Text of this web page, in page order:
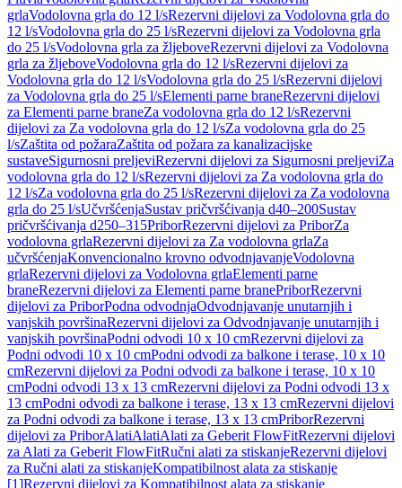
grlaVodolovna grla do 12 l/sRezervni dijelovi za Vodolovna grla do
12 l/sVodolovna grla do 25 l/sRezervni dijelovi za Vodolovna grla
do 25 l/sVodolovna grla za žljeboveRezervni dijelovi za Vodolovna
grla za žljeboveVodolovna grla do 12 l/sRezervni dijelovi za
Vodolovna grla do 12 l/sVodolovna grla do 25 l/sRezervni dijelovi
za Vodolovna grla do 25 l/sElementi parne braneRezervni dijelovi
za Elementi parne braneZa vodolovna grla do 12 l/sRezervni
dijelovi za Za vodolovna grla do 12 l/sZa vodolovna grla do 25
l/sZaštita od požaraZaštita od požara za kanalizacijske
sustaveSigurnosni preljeviRezervni dijelovi za Sigurnosni preljeviZa
vodolovna grla do 12 l/sRezervni dijelovi za Za vodolovna grla do
12 l/sZa vodolovna grla do 25 l/sRezervni dijelovi za Za vodolovna
grla do 25 l/sUčvršćenjaSustav pričvršćivanja d40–200Sustav
pričvršćivanja d250–315PriborRezervni dijelovi za PriborZa
vodolovna grlaRezervni dijelovi za Za vodolovna grlaZa
učvršćenjaKonvencionalno krovno odvodnjavanjeVodolovna
grlaRezervni dijelovi za Vodolovna grlaElementi parne
braneRezervni dijelovi za Elementi parne branePriborRezervni
dijelovi za PriborPodna odvodnjaOdvodnjavanje unutarnjih i
vanjskih površinaRezervni dijelovi za Odvodnjavanje unutarnjih i
vanjskih površinaPodni odvodi 10 x 10 cmRezervni dijelovi za
Podni odvodi 10 x 10 cmPodni odvodi za balkone i terase, 10 x 10
cmRezervni dijelovi za Podni odvodi za balkone i terase, 10 x 10
cmPodni odvodi 13 x 13 cmRezervni dijelovi za Podni odvodi 13 x
13 cmPodni odvodi za balkone i terase, 13 x 13 cmRezervni dijelovi
za Podni odvodi za balkone i terase, 13 x 13 cmPriborRezervni
dijelovi za PriborAlatiAlatiAlati za Geberit FlowFitRezervni dijelovi
za Alati za Geberit FlowFitRučni alati za stiskanjeRezervni dijelovi
za Ručni alati za stiskanjeKompatibilnost alata za stiskanje
[1]Rezervni dijelovi za Kompatibilnost alata za stiskanje